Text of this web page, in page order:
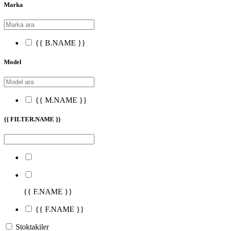
Marka
{{ B.NAME }}
Model
{{ M.NAME }}
{{ FILTER.NAME }}
{{ F.NAME }}
{{ F.NAME }}
Stoktakiler